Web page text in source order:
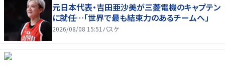
元日本代表・吉田亜沙美が三菱電機のキャプテン
に就任…「世界で最も結束力のあるチームへ」
2026/08/08 15:51 バスケ